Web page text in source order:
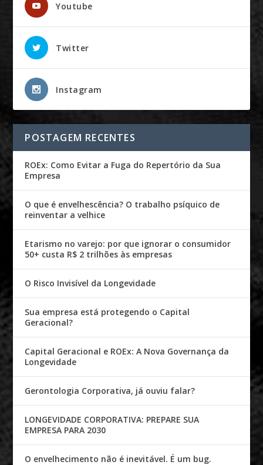
Youtube
Twitter
Instagram
POSTAGEM RECENTES
ROEx: Como Evitar a Fuga do Repertório da Sua
Empresa
O que é envelhescência? O trabalho psíquico de
reinventar a velhice
Etarismo no varejo: por que ignorar o consumidor
50+ custa R$ 2 trilhões às empresas
O Risco Invisível da Longevidade
Sua empresa está protegendo o Capital
Geracional?
Capital Geracional e ROEx: A Nova Governança da
Longevidade
Gerontologia Corporativa, já ouviu falar?
LONGEVIDADE CORPORATIVA: PREPARE SUA
EMPRESA PARA 2030
O envelhecimento não é inevitável. É um bug.